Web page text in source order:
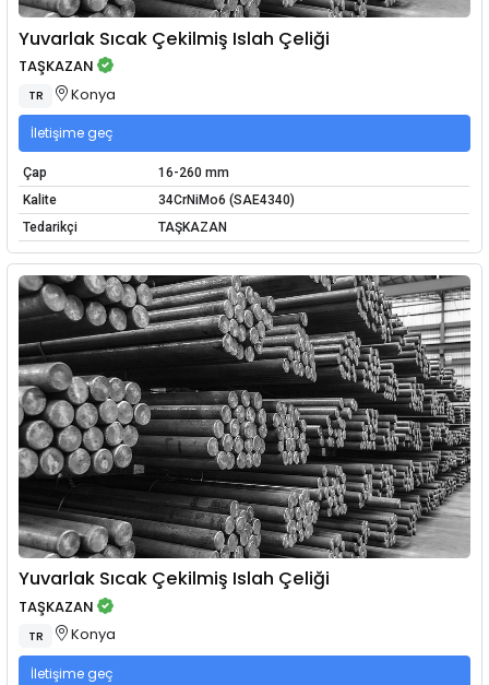
Yuvarlak Sıcak Çekilmiş Islah Çeliği
TAŞKAZAN
TR Konya
İletişime geç
Çap
16-260 mm
Kalite
34CrNiMo6 (SAE4340)
Tedarikçi
TAŞKAZAN
Yuvarlak Sıcak Çekilmiş Islah Çeliği
TAŞKAZAN
TR Konya
İletişime geç